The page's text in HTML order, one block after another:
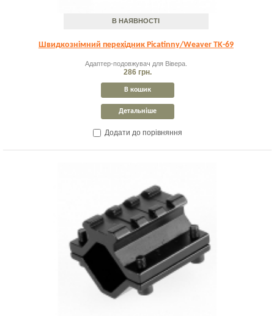
В НАЯВНОСТІ
Швидкознімний перехідник Picatinny/Weaver TK-69
Адаптер-подовжувач для Вівера.
286 грн.
В кошик
Детальніше
Додати до порівняння